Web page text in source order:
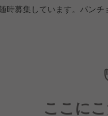
時募集しています。パン
ここに